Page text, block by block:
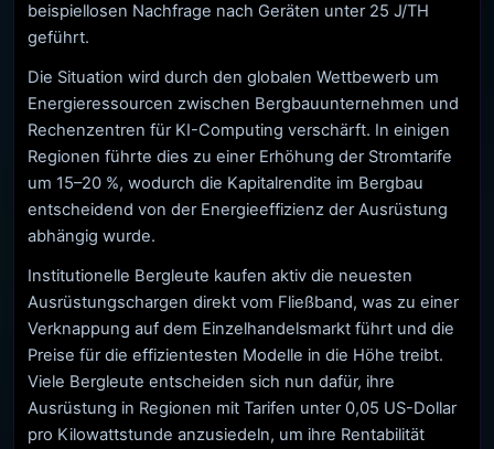
beispiellosen Nachfrage nach Geräten unter 25 J/TH
geführt.
Die Situation wird durch den globalen Wettbewerb um
Energieressourcen zwischen Bergbauunternehmen und
Rechenzentren für KI-Computing verschärft. In einigen
Regionen führte dies zu einer Erhöhung der Stromtarife
um 15–20 %, wodurch die Kapitalrendite im Bergbau
entscheidend von der Energieeffizienz der Ausrüstung
abhängig wurde.
Institutionelle Bergleute kaufen aktiv die neuesten
Ausrüstungschargen direkt vom Fließband, was zu einer
Verknappung auf dem Einzelhandelsmarkt führt und die
Preise für die effizientesten Modelle in die Höhe treibt.
Viele Bergleute entscheiden sich nun dafür, ihre
Ausrüstung in Regionen mit Tarifen unter 0,05 US-Dollar
pro Kilowattstunde anzusiedeln, um ihre Rentabilität